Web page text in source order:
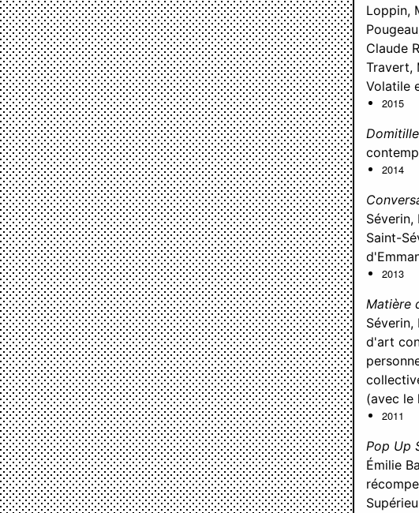
Loppin,
Claude
Travert,
Volatile
2015
2014
Séverin,
Saint-
2013
Matière
Séverin,
d'art
(avec le
2011
Pop Up
Émilie